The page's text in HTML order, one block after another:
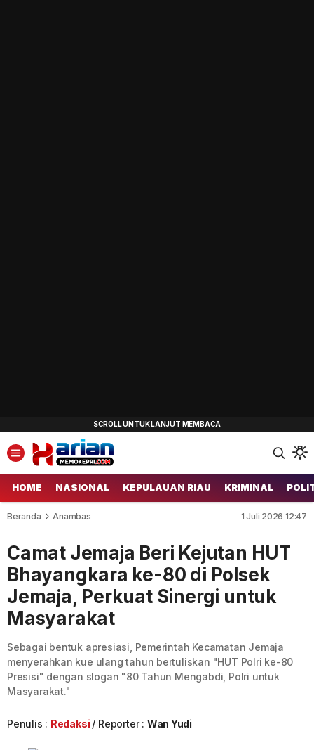
HOME NASIONAL KEPULAUAN RIAU KRIMINAL
Beranda Anambas 1 Juli 2026 12:47
Camat Jemaja Beri Kejutan HUT
Bhayangkara ke-80 di Polsek
Jemaja, Perkuat Sinergi untuk
Masyarakat
Sebagai bentuk apresiasi, Pemerintah Kecamatan Jemaja
menyerahkan kue ulang tahun bertuliskan "HUT Polri ke-80
Presisi" dengan slogan "80 Tahun Mengabdi, Polri untuk
Masyarakat."
Penulis : Redaksi Reporter : Wan Yudi